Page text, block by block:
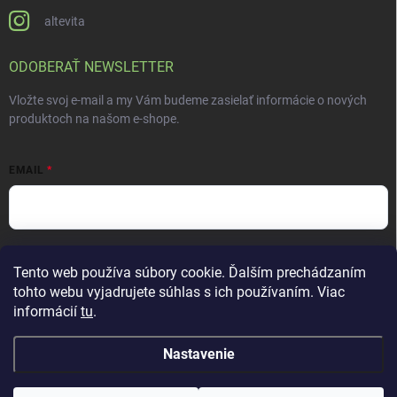
Tento web používa súbory cookie. Ďalším prechádzaním
tohto webu vyjadrujete súhlas s ich používaním. Viac
informácií tu.
Nastavenie
altevita
ODOBERAŤ NEWSLETTER
Vložte svoj e-mail a my Vám budeme zasielať informácie o nových
produktoch na našom e-shope.
EMAIL
Prihlásiť sa
Copyright 2026ALTEVITA Group s.r.o., life - health - beauty. Všetky práva